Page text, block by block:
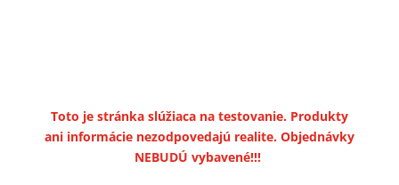
Toto je stránka slúžiaca na testovanie. Produkty
ani informácie nezodpovedajú realite. Objednávky
NEBUDÚ vybavené!!!